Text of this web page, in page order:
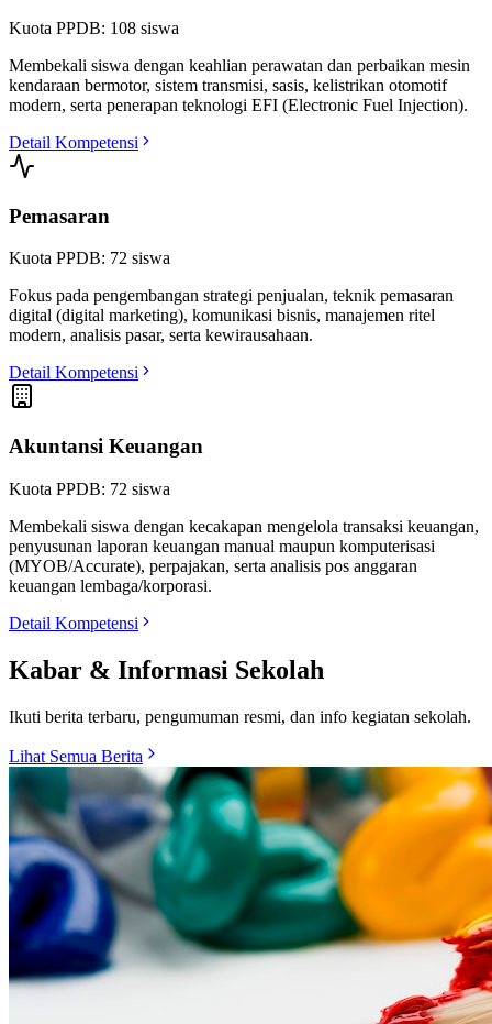
Kuota PPDB: 108 siswa
Membekali siswa dengan keahlian perawatan dan perbaikan mesin
kendaraan bermotor, sistem transmisi, sasis, kelistrikan otomotif
modern, serta penerapan teknologi EFI (Electronic Fuel Injection).
Detail Kompetensi
Pemasaran
Kuota PPDB: 72 siswa
Fokus pada pengembangan strategi penjualan, teknik pemasaran
digital (digital marketing), komunikasi bisnis, manajemen ritel
modern, analisis pasar, serta kewirausahaan.
Detail Kompetensi
Akuntansi Keuangan
Kuota PPDB: 72 siswa
Membekali siswa dengan kecakapan mengelola transaksi keuangan,
penyusunan laporan keuangan manual maupun komputerisasi
(MYOB/Accurate), perpajakan, serta analisis pos anggaran
keuangan lembaga/korporasi.
Detail Kompetensi
Kabar & Informasi Sekolah
Ikuti berita terbaru, pengumuman resmi, dan info kegiatan sekolah.
Lihat Semua Berita